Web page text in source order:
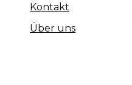
Kontakt
Über uns